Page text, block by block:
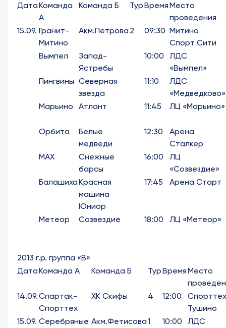
ДатаКоманда
А
Команда Б ТурВремяМесто
проведения
15.09. Гранит-
Митино
Акм.Петрова 2 09:30 Митино
Спорт Сити
Вымпел
Запад-
Ястребы
10:00
ЛДС
«Вымпел»
Пингвины Северная
звезда
11:10
ЛДС
«Медведково»
Марьино
Атлант 11:45 ЛЦ «Марьино»
Орбита
Белые
медведи
12:30
Арена
Сталкер
МАХ
Снежные
барсы
16:00
ЛЦ
«Созвездие»
БалашихаКрасная
машина
Юниор
17:45 Арена Старт
Метеор Созвездие 18:00 ЛЦ «Метеор»
2013 г.р. группа «В»
ДатаКоманда А Команда Б ТурВремяМесто
14.09.Спартак-
Спорттех
ХК Скифы 4 12:00
Спорттех
Тушино
15.09. Серебряные Акм.Фетисова1 10:00
ЛДС